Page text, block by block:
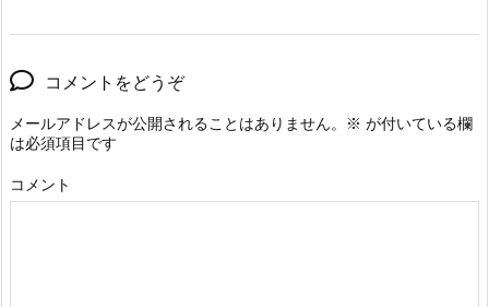
コメントをどうぞ
メールアドレスが公開されることはありません。 ※ が付いている欄
は必須項目です
コメント